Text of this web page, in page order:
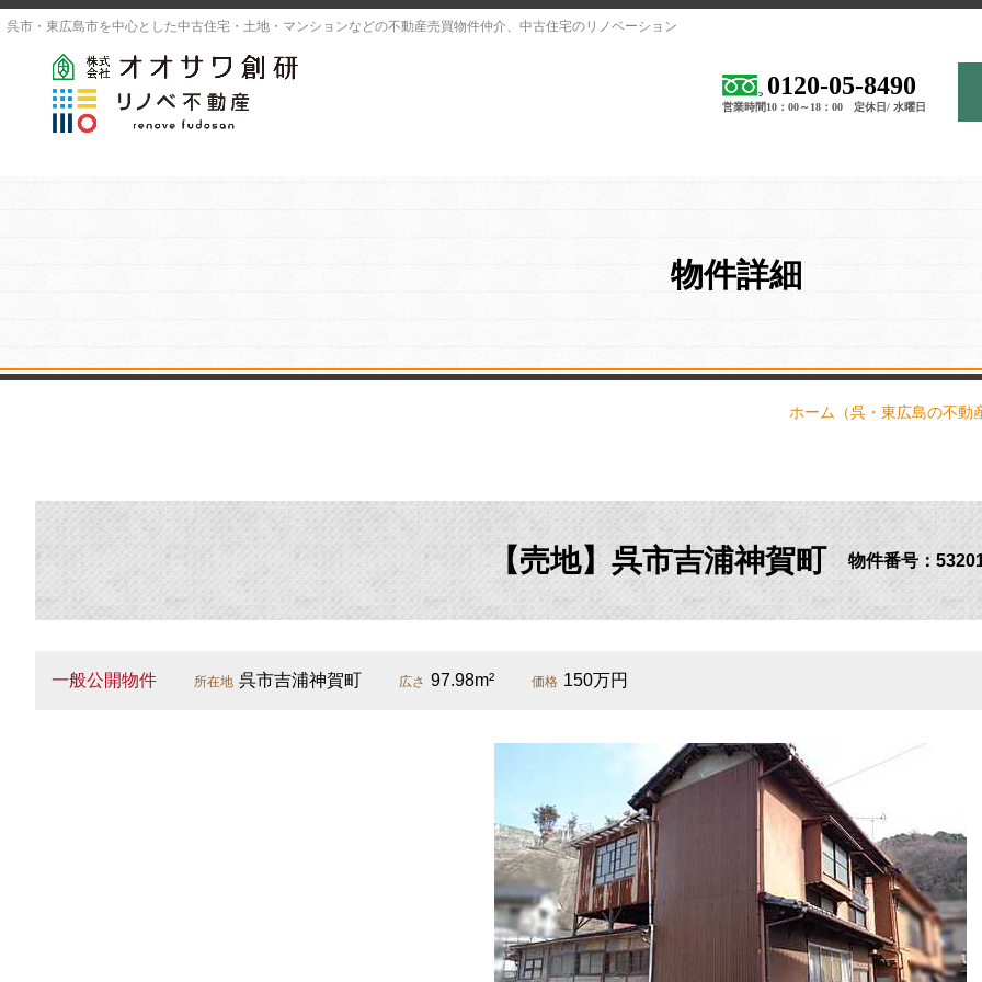
呉市・東広島市を中心とした中古住宅・土地・マンションなどの不動産売買物件仲介、中古住宅のリノベーション
0120-05-8490
営業時間10：00～18：00 定休日/ 水曜日
物件詳細
ホーム （呉・東広島の不
【売地】呉市吉浦神賀町 物件番号：
一般公開物件 所在地 呉市吉浦神賀町 広さ 97.98m² 価格 150万円